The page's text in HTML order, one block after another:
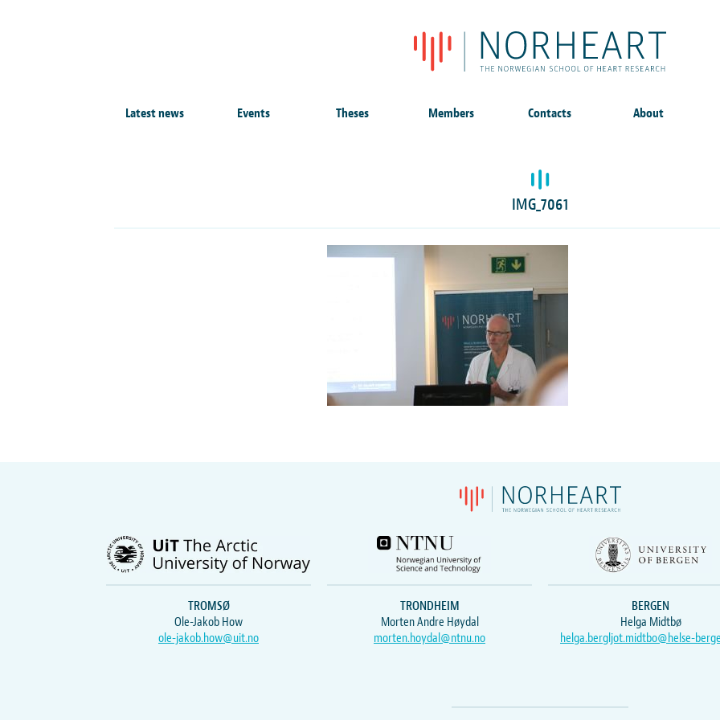
Latest news Events Theses Members Contacts About
IMG_7061
TROMSØ
Ole-Jakob How
ole-jakob.how@uit.no
TRONDHEIM
Morten Andre Høydal
morten.hoydal@ntnu.no
BERGEN
Helga Midtbø
helga.bergljot.midtbo@helse-